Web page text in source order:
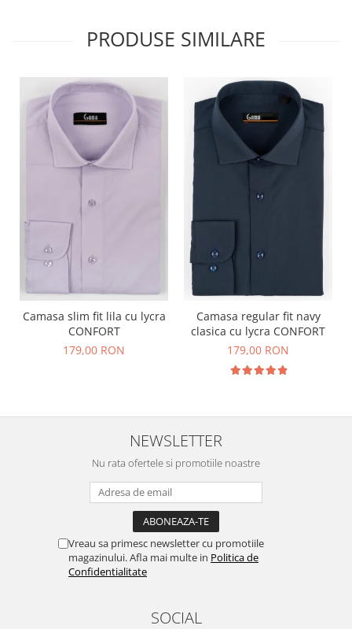
PRODUSE SIMILARE
Camasa slim fit lila cu lycra
CONFORT
179,00 RON
Camasa regular fit navy
clasica cu lycra CONFORT
179,00 RON
NEWSLETTER
Nu rata ofertele si promotiile noastre
Vreau sa primesc newsletter cu promotiile
magazinului. Afla mai multe in Politica de
Confidentialitate
SOCIAL